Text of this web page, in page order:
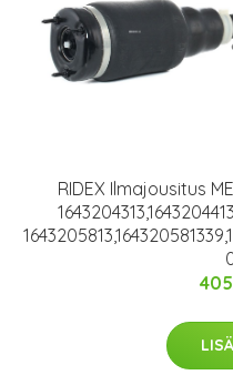
RIDEX Ilmajousitus